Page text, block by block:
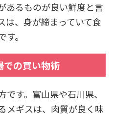
あるものが良い鮮度と言
は、身が締まっていて食
。
での買い物術
す。富山県や石川県、
メギスは、肉質が良く味